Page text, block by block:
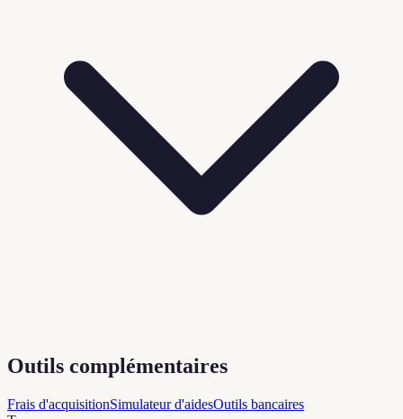
Outils complémentaires
Frais d'acquisitionSimulateur d'aidesOutils bancaires